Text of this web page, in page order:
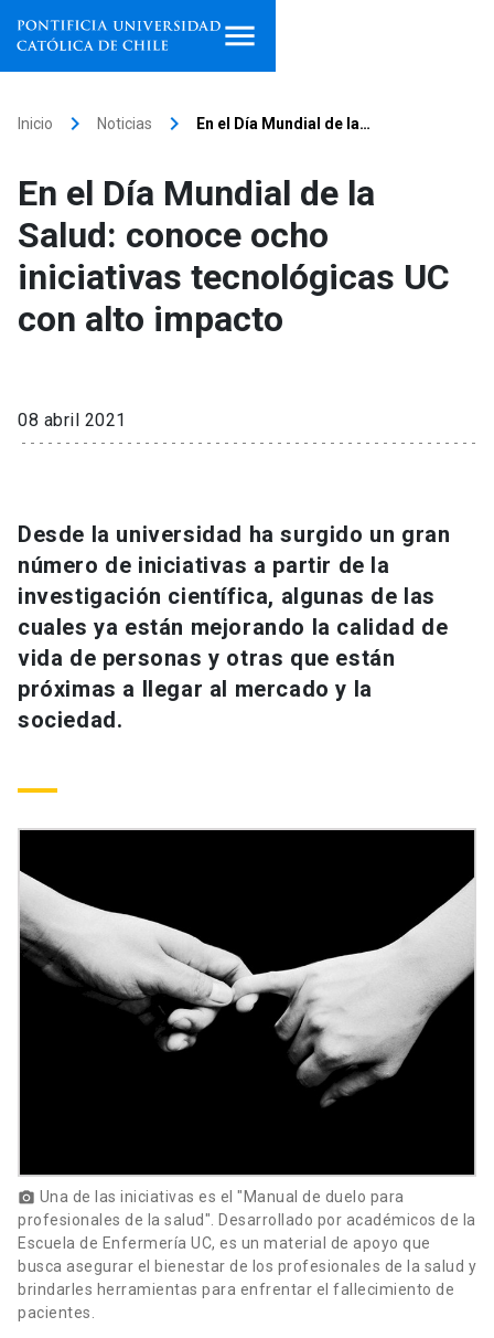
Facultades, escuelas e
institutos
Investigación
Información para keyboard_arrow_down
Futuros estudiantes
Estudiantes
Académicos
Personal
Alumni launch
Padres y familia
Vecinos
Go to english site launch
ACCESOS DIRECTOS
Admisión launch
Medios Biblioteca
Donaciones
Inicio keyboard_arrow_right Noticias keyboard_arrow_right En el Día Mundial de la…
En el Día Mundial de la
Salud: conoce ocho
iniciativas tecnológicas UC
con alto impacto
08 abril 2021
Desde la universidad ha surgido un gran
número de iniciativas a partir de la
investigación científica, algunas de las
cuales ya están mejorando la calidad de
vida de personas y otras que están
próximas a llegar al mercado y la
sociedad.
photo_camera Una de las iniciativas es el "Manual de duelo para
profesionales de la salud". Desarrollado por académicos de la
Escuela de Enfermería UC, es un material de apoyo que
busca asegurar el bienestar de los profesionales de la salud y
brindarles herramientas para enfrentar el fallecimiento de
pacientes.